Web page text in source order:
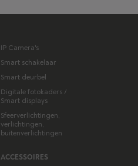
IP Camera's
Smart schakelaar
Smart deurbel
Digitale fotokaders /
Smart displays
Sfeerverlichtingen,
verlichtingen,
buitenverlichtingen
ACCESSOIRES